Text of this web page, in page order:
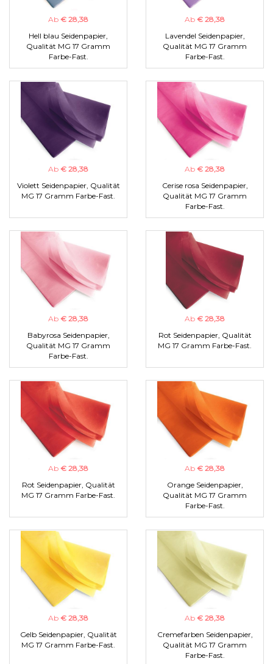
Ab € 28,38
Hell blau Seidenpapier,
Qualität MG 17 Gramm
Farbe-Fast.
Ab € 28,38
Lavendel Seidenpapier,
Qualität MG 17 Gramm
Farbe-Fast.
Ab € 28,38
Violett Seidenpapier, Qualität
MG 17 Gramm Farbe-Fast.
Ab € 28,38
Cerise rosa Seidenpapier,
Qualität MG 17 Gramm
Farbe-Fast.
Ab € 28,38
Babyrosa Seidenpapier,
Qualität MG 17 Gramm
Farbe-Fast.
Ab € 28,38
Rot Seidenpapier, Qualität
MG 17 Gramm Farbe-Fast.
Ab € 28,38
Rot Seidenpapier, Qualität
MG 17 Gramm Farbe-Fast.
Ab € 28,38
Orange Seidenpapier,
Qualität MG 17 Gramm
Farbe-Fast.
Ab € 28,38
Gelb Seidenpapier, Qualität
MG 17 Gramm Farbe-Fast.
Ab € 28,38
Cremefarben Seidenpapier,
Qualität MG 17 Gramm
Farbe-Fast.